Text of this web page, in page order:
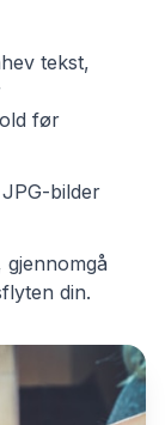
tekst,
før
bilder
din.